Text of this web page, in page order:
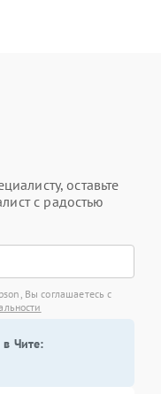
оставьте
с радостью
Вы соглашаетесь с
в Чите: